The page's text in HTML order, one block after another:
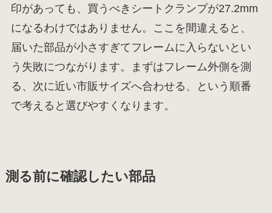
印があっても、買うべきシートクランプが27.2mm
になるわけではありません。ここを間違えると、
届いた部品が小さすぎてフレームに入らないとい
う失敗につながります。まずはフレーム外側を測
る、次に近い市販サイズへ合わせる、という順番
で考えると選びやすくなります。
測る前に確認したい部品